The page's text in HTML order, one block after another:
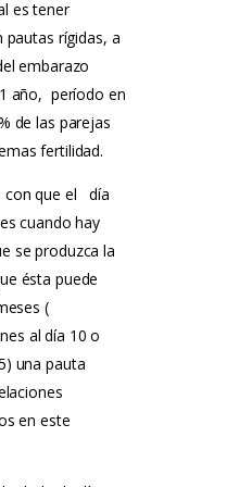
es tener
pautas rígidas, a
embarazo
año, período en
de las parejas
fertilidad.
con que el día
cuando hay
se produzca la
ésta puede
(
al día 10 o
una pauta
en este